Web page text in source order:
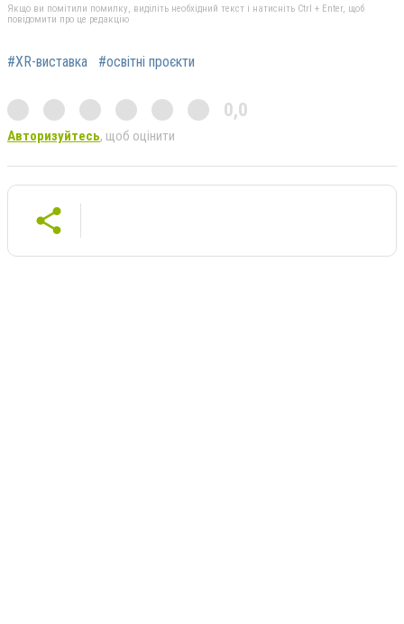
Якщо ви помітили помилку, виділіть необхідний текст і натисніть Ctrl + Enter, щоб
повідомити про це редакцію
#XR-виставка #освітні проєкти
0,0
Авторизуйтесь, щоб оцінити